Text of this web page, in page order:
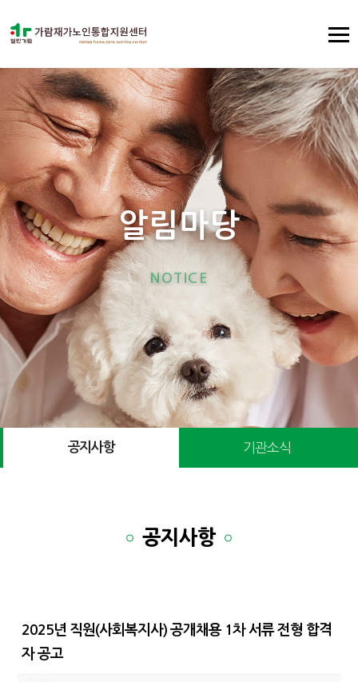
알림마당
N OT C E
공지사항 기관소식
공지사항
2025년 직원(사회복지사) 공개채용 1차 서류 전형 합격
자 공고